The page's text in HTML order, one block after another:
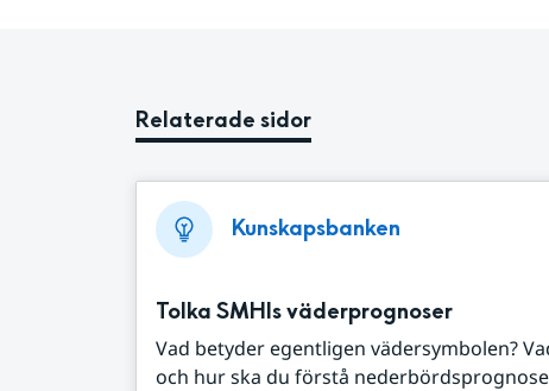
Relaterade sidor
Kunskapsbanken
Tolka SMHIs väderprognoser
Vad betyder egentligen vädersymbolen?
och hur ska du förstå